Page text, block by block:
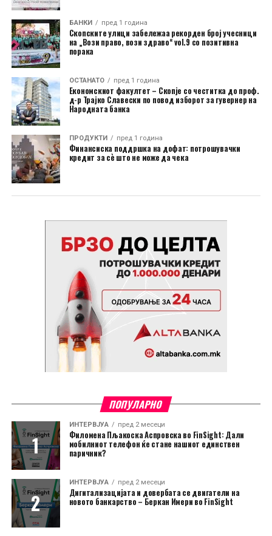
БАНКИ пред 1 година
Скопските улици забележаа рекорден број учесници
на „Вози право, вози здраво“ vol.9 со позитивна
порака
ОСТАНАТО пред 1 година
Економскиот факултет – Скопје со честитка до проф.
д-р Трајко Славески по повод изборот за гувернер на
Народната банка
ПРОДУКТИ пред 1 година
Финансиска поддршка на дофат: потрошувачки
кредит за сè што не може да чека
ПОПУЛАРНО
ИНТЕРВЈУА пред 2 месеци
Филомена Пљакоска Аспровска во FinSight: Дали
мобилниот телефон ќе стане нашиот единствен
паричник?
ИНТЕРВЈУА пред 2 месеци
Дигитализацијата и довербата се двигатели на
новото банкарство – Беркан Имери во FinSight